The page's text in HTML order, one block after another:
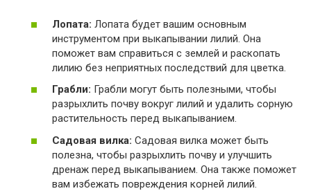
Лопата: Лопата будет вашим основным
инструментом при выкапывании лилий. Она
поможет вам справиться с землей и раскопать
лилию без неприятных последствий для цветка.
Грабли: Грабли могут быть полезными, чтобы
разрыхлить почву вокруг лилий и удалить сорную
растительность перед выкапыванием.
Садовая вилка: Садовая вилка может быть
полезна, чтобы разрыхлить почву и улучшить
дренаж перед выкапыванием. Она также поможет
вам избежать повреждения корней лилий.